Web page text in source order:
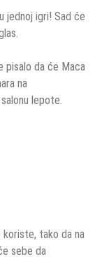
jednoj igri! Sad će
pisalo da će Maca
na
lepote.
koriste, tako da na
sebe da